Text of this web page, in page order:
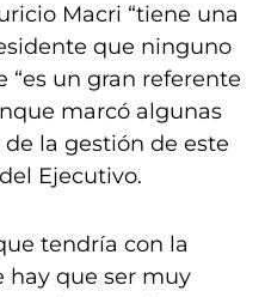
Macri “tiene una
que ninguno
“es un gran referente
marcó algunas
la gestión de este
Ejecutivo.
tendría con la
hay que ser muy